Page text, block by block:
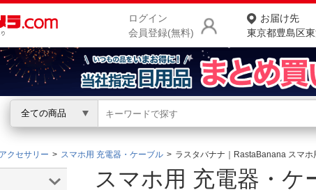
ログイン
会員登録(無料)
お届け先
東京都豊島区
全ての商品
ちは
ログイン ランキングからさが
カテゴリ一覧からさ
クセサリー スマホ用 充電器・ケーブル ラスタバナナ｜RastaBanana スマ
スマホ用 充電器・